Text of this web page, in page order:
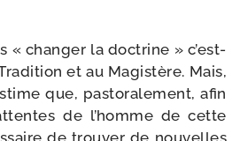
« chan­ger la doc­trine » c’est-​
et au Magistère. Mais,
que, pas­to­ra­le­ment, afin
de l’homme de cette
de trou­ver de nou­velles